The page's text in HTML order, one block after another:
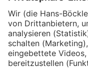
Institut für